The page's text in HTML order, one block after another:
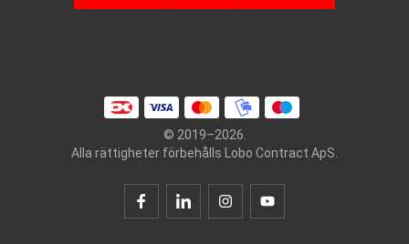
© 2019–2026.
Alla rättigheter förbehålls Lobo Contract ApS.